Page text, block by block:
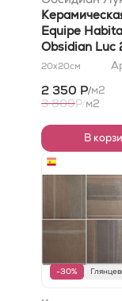
Equipe
Obsidian Luc
20x20см
2 350 Р/м2
3 809Р/м2
В
-30%